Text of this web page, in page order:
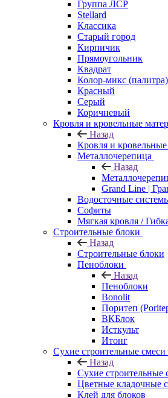
Группа ЛСР
Stellard
Классика
Старый город
Кирпичик
Прямоугольник
Квадрат
Колор-микс (палитра)
Красный
Серый
Коричневый
Кровля и кровельные
Назад
Кровля и
Металлочерепица
Назад
Grand Line |
Водосточные
Софиты
Мягкая кровля /
Строительные блоки
Назад
Строительные блоки
Пеноблоки
Назад
Пеноблоки
Bonolit
Поритеп
ВКБлок
Исткульт
Итонг
Сухие строительные смеси
Назад
Сухие строительные
Цветные кладочные
Клей для блоков